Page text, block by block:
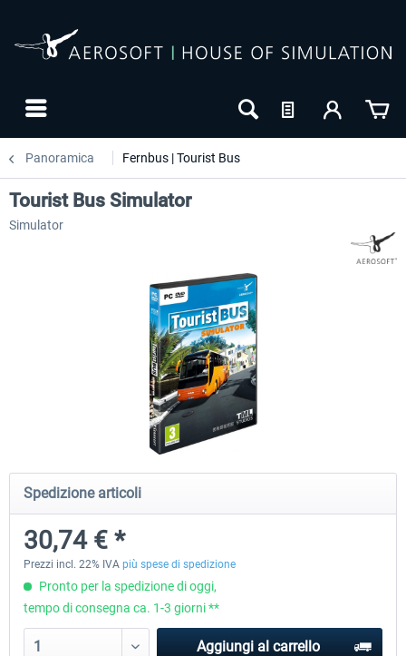
Panoramica Fernbus | Tourist Bus
Fernbus Simulator - Platinum Edition
40,96 € *
Fernbus Simulator -
Tourist Bus Simulator
Simulator
Spedizione articoli
30,74 € *
Prezzi incl. 22% IVA più spese di spedizione
Pronto per la spedizione di oggi,
tempo di consegna ca. 1-3 giorni **
Aggiungi al carrello